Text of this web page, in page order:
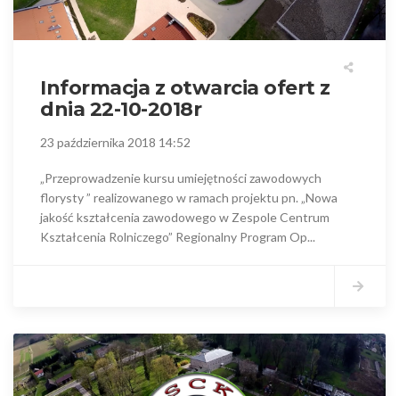
Informacja z otwarcia ofert z
dnia 22-10-2018r
23 października 2018 14:52
„Przeprowadzenie kursu umiejętności zawodowych
florysty ” realizowanego w ramach projektu pn. „Nowa
jakość kształcenia zawodowego w Zespole Centrum
Kształcenia Rolniczego” Regionalny Program Op...